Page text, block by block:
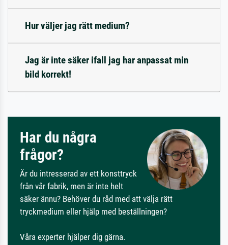
Hur väljer jag rätt medium?
Jag är inte säker ifall jag har anpassat min
bild korrekt!
Har du några
frågor?
Är du intresserad av ett konsttryck
från vår fabrik, men är inte helt
säker ännu? Behöver du råd med att välja rätt
tryckmedium eller hjälp med beställningen?
Våra experter hjälper dig gärna.